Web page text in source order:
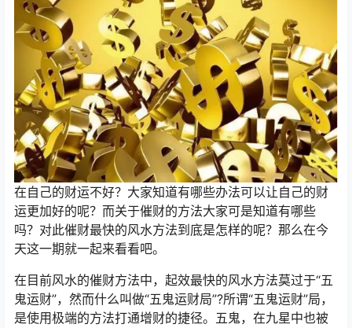
在自己的财运不好？大家知道有哪些办法可以让自己的财
运更加好的呢？而关于催财的方法大家可是知道有哪些
吗？对此催财最快的风水方法到底是怎样的呢？那么在今
天这一期就一起来看看吧。
在目前风水的催财方法中，起效最快的风水方法莫过于“五
鬼运财”，然而什么叫做“五鬼运财局”?所谓“五鬼运财”局，
是使用极端的方法打通增财的捷径。五鬼，在九星中也被